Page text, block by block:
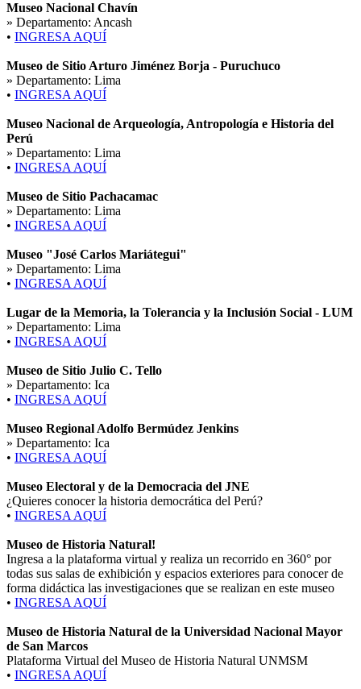
Museo Nacional Chavín
» Departamento: Ancash
• INGRESA AQUÍ
Museo de Sitio Arturo Jiménez Borja - Puruchuco
» Departamento: Lima
• INGRESA AQUÍ
Museo Nacional de Arqueología, Antropología e Historia del
Perú
» Departamento: Lima
• INGRESA AQUÍ
Museo de Sitio Pachacamac
» Departamento: Lima
• INGRESA AQUÍ
Museo "José Carlos Mariátegui"
» Departamento: Lima
• INGRESA AQUÍ
Lugar de la Memoria, la Tolerancia y la Inclusión Social - LUM
» Departamento: Lima
• INGRESA AQUÍ
Museo de Sitio Julio C. Tello
» Departamento: Ica
• INGRESA AQUÍ
Museo Regional Adolfo Bermúdez Jenkins
» Departamento: Ica
• INGRESA AQUÍ
Museo Electoral y de la Democracia del JNE
¿Quieres conocer la historia democrática del Perú?
• INGRESA AQUÍ
Museo de Historia Natural!
Ingresa a la plataforma virtual y realiza un recorrido en 360° por
todas sus salas de exhibición y espacios exteriores para conocer de
forma didáctica las investigaciones que se realizan en este museo
• INGRESA AQUÍ
Museo de Historia Natural de la Universidad Nacional Mayor
de San Marcos
Plataforma Virtual del Museo de Historia Natural UNMSM
• INGRESA AQUÍ